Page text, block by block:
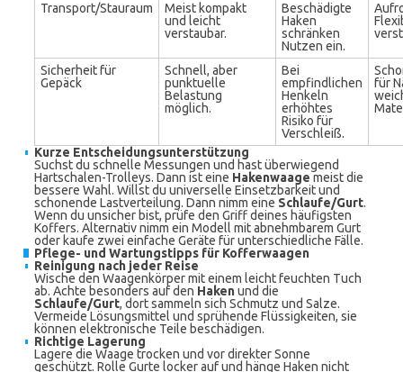
Transport/Stauraum
Meist kompakt
und leicht
verstaubar.
Beschädigte
Haken
schränken
Nutzen ein.
Sicherheit für
Gepäck
Schnell, aber
punktuelle
Belastung
möglich.
Bei
empfindlichen
Henkeln
erhöhtes
Risiko für
Verschleiß.
für
Kurze Entscheidungsunterstützung
Suchst du schnelle Messungen und hast überwiegend
Hartschalen-Trolleys. Dann ist eine Hakenwaage meist die
bessere Wahl. Willst du universelle Einsetzbarkeit und
schonende Lastverteilung. Dann nimm eine Schlaufe/Gurt.
Wenn du unsicher bist, prüfe den Griff deines häufigsten
Koffers. Alternativ nimm ein Modell mit abnehmbarem Gurt
oder kaufe zwei einfache Geräte für unterschiedliche Fälle.
Pflege- und Wartungstipps für Kofferwaagen
Reinigung nach jeder Reise
Wische den Waagenkörper mit einem leicht feuchten Tuch
ab. Achte besonders auf den Hakenund die
Schlaufe/Gurt, dort sammeln sich Schmutz und Salze.
Vermeide Lösungsmittel und sprühende Flüssigkeiten, sie
können elektronische Teile beschädigen.
Richtige Lagerung
Lagere die Waage trocken und vor direkter Sonne
geschützt. Rolle Gurte locker auf und hänge Haken nicht